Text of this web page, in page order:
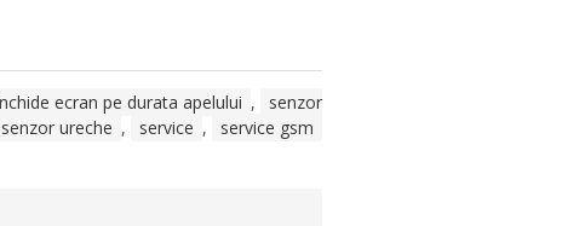
ecran pe durata apelului ,
senzor
senzor ureche , service , service gsm